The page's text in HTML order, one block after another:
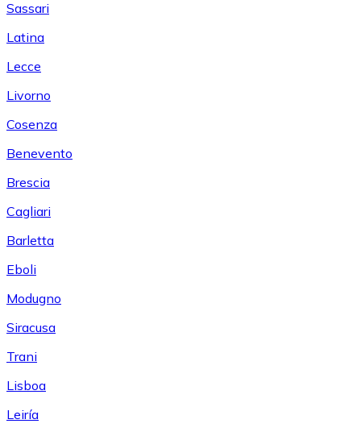
Sassari
Latina
Lecce
Livorno
Cosenza
Benevento
Brescia
Cagliari
Barletta
Eboli
Modugno
Siracusa
Trani
Lisboa
Leiría